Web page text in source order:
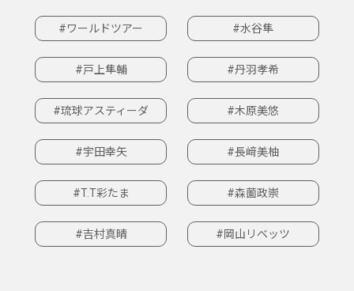
#ワールドツアー #水谷隼
#戸上隼輔 #丹羽孝希
#琉球アスティーダ #木原美悠
#宇田幸矢 #長﨑美柚
#T.T彩たま #森薗政崇
#吉村真晴 #岡山リベッツ